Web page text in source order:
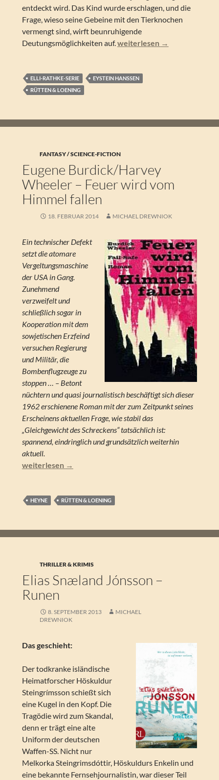
entdeckt wird. Das Kind wurde erschlagen, und die
Frage, wieso seine Gebeine mit den Tierknochen
vermengt sind, wirft beunruhigende
Deutungsmöglichkeiten auf.Eystein Hanssen – Knochen
weiterlesen →
ELLI-RATHKE-SERIE
EYSTEIN HANSSEN
RÜTTEN & LOENING
FANTASY / SCIENCE-FICTION
Eugene Burdick/Harvey
Wheeler – Feuer wird vom
Himmel fallen
18. FEBRUAR 2014 MICHAEL DREWNIOK
Ein technischer Defekt
setzt die atomare
Vergeltungsmaschine
der USA in Gang.
Zunehmend
verzweifelt und
schließlich sogar in
Kooperation mit dem
sowjetischen Erzfeind
versuchen Regierung
und Militär, die
Bombenflugzeuge zu
stoppen … – Betont
nüchtern und quasi journalistisch beschäftigt sich dieser
1962 erschienene Roman mit der zum Zeitpunkt seines
Erscheinens aktuellen Frage, wie stabil das
„Gleichgewicht des Schreckens“ tatsächlich ist:
spannend, eindringlich und grundsätzlich weiterhin
aktuell.
Eugene Burdick/Harvey Wheeler – Feuer wird vom
weiterlesen →
HEYNE RÜTTEN & LOENING
THRILLER & KRIMIS
Elias Snæland Jónsson –
Runen
8. SEPTEMBER 2013
MICHAEL
DREWNIOK
Das geschieht:
Der todkranke isländische
Heimatforscher Höskuldur
Steingrímsson schießt sich
eine Kugel in den Kopf. Die
Tragödie wird zum Skandal,
denn er trägt eine alte
Uniform der deutschen
Waffen-SS. Nicht nur
Melkorka Steingrimsdóttir, Höskuldurs Enkelin und
eine bekannte Fernsehjournalistin, war dieser Teil